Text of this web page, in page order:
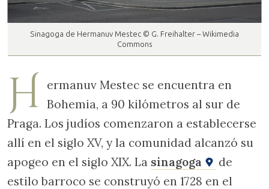
Sinagoga de Hermanuv Mestec © G. Freihalter – Wikimedia
Commons
H
ermanuv Mestec se encuentra en
Bohemia, a 90 kilómetros al sur de
Praga. Los judíos comenzaron a establecerse
allí en el siglo XV, y la comunidad alcanzó su
apogeo en el siglo XIX. La sinagoga
de
estilo barroco se construyó en 1728 en el